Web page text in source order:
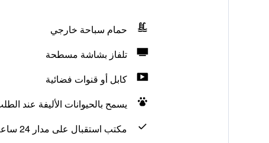
حمام سباحة خارجي
تلفاز بشاشة مسطحة
كابل أو قنوات فضائية
يسمح بالحيوانات الأليفة عند
مكتب استقبال على مدار 24 ساعة